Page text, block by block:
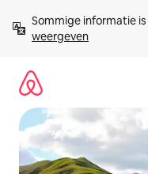
direct
naar
Sommige informatie
weergeven